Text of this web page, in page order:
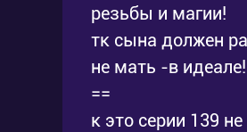
резьбы и магии!
тк сына должен
не мать -в идеале!
==
к это серии 139